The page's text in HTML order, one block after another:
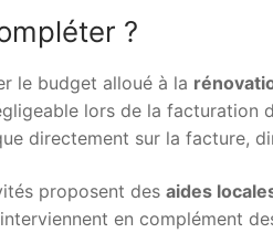
?
le budget alloué à la
lors de la facturation
directement sur la facture,
proposent des aides
en complément